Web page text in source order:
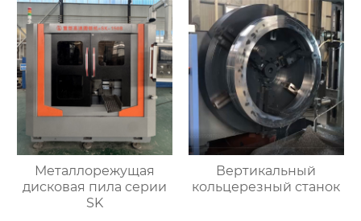
Металлорежущая
дисковая пила серии
SK
Вертикальный
кольцерезный станок